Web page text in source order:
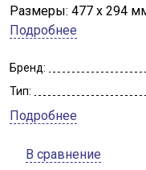
Размеры: 477 х 294
Подробнее
Бренд:
Тип:
Подробнее
В сравнение